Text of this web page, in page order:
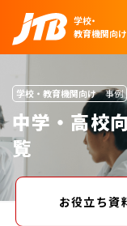
学校・
教育機関向け
学校・教育機関向け 事例
中学・高校
覧
お役立ち資